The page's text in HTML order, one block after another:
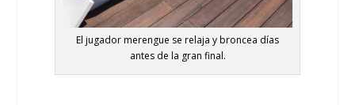
El jugador merengue se relaja y broncea días
antes de la gran final.